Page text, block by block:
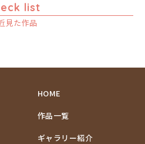
list
見た作品
HOME
作品一覧
ギャラリー紹介